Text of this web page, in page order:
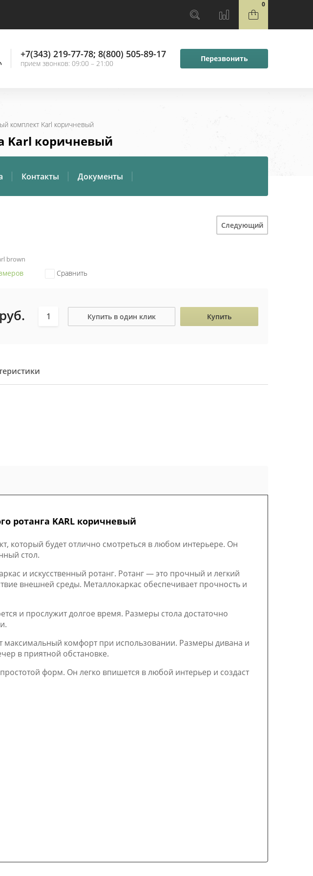
0
+7(343) 219-77-78; 8(800) 505-89-17
прием звонков: 09:00 – 21:00
Перезвонить
комплект Karl коричневый
Karl коричневый
Контакты Документы
Следующий
brown
Сравнить
руб. Купить в один клик Купить
ротанга KARL коричневый
который будет отлично смотреться в любом интерьере. Он
стол.
и искусственный ротанг. Ротанг — это прочный и легкий
внешней среды. Металлокаркас обеспечивает прочность и
и прослужит долгое время. Размеры стола достаточно
комфорт при использовании. Размеры дивана и
в приятной обстановке.
форм. Он легко впишется в любой интерьер и создаст